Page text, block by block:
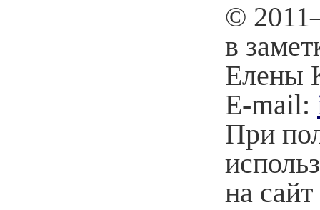
©
в
Елены
E-mail:
При
на сайт